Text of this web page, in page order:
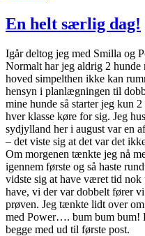
En helt særlig dag!
Igår deltog jeg med Smilla og
Normalt har jeg aldrig 2
hoved simpelthen ikke kan
hensyn i planlægningen til
mine hunde så starter jeg kun
hver klasse køre for sig. Jeg
sydjylland her i august var en
– det viste sig at det var det
Om morgenen tænkte jeg nå
igennem første og så haste
vidste sig at have været tid
have, vi der var dobbelt fører
prøven. Jeg tænkte lidt over
med Power…. bum bum bum!
begge med ud til første post.